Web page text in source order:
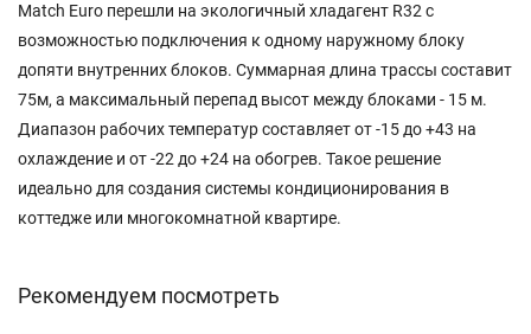
Match Euro перешли на экологичный хладагент R32 с
возможностью подключения к одному наружному блоку
допяти внутренних блоков. Суммарная длина трассы составит
75м, а максимальный перепад высот между блоками - 15 м.
Диапазон рабочих температур составляет от -15 до +43 на
охлаждение и от -22 до +24 на обогрев. Такое решение
идеально для создания системы кондиционирования в
коттедже или многокомнатной квартире.
Рекомендуем посмотреть